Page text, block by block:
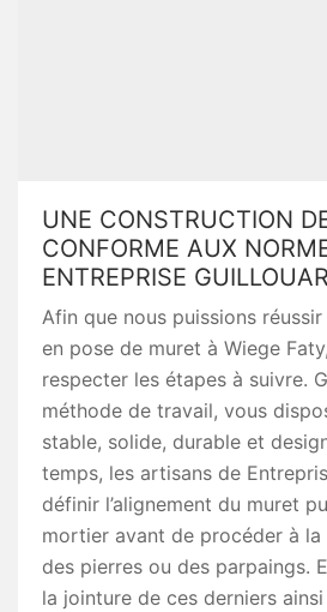
UNE CONSTRUCTION
CONFORME AUX
ENTREPRISE
Afin que nous puissions
en pose de muret à Wiege
respecter les étapes à suivre.
méthode de travail, vous
stable, solide, durable et
temps, les artisans de
définir l’alignement du muret
mortier avant de procéder à la
des pierres ou des parpaings.
la jointure de ces derniers